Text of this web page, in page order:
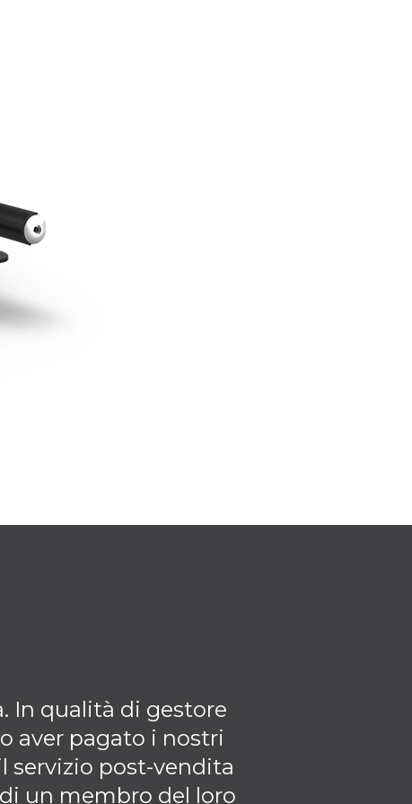
In qualità di gestore
aver pagato i nostri
servizio post-vendita
un membro del loro